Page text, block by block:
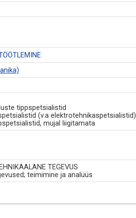
tippspetsialistid
(v.a elektrotehnikaspetsialistid)
mujal liigitamata
TEGEVUS
teimimine ja analüüs